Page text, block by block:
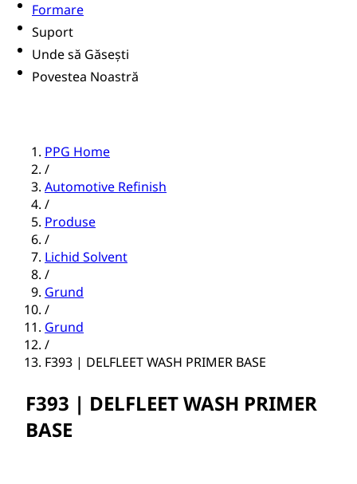
Formare
Suport
Unde să Găsești
Povestea Noastră
PPG Home
/
Automotive Refinish
/
Produse
/
Lichid Solvent
/
Grund
/
Grund
/
F393 | DELFLEET WASH PRIMER BASE
F393 | DELFLEET WASH PRIMER
BASE